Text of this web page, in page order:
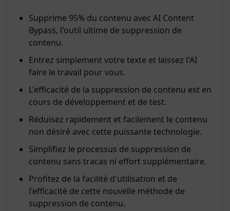
Supprime 95% du contenu avec AI Content
Bypass, l'outil ultime de suppression de
contenu.
Entrez simplement votre texte et laissez l'AI
faire le travail pour vous.
L'efficacité de la suppression de contenu est en
cours de développement et de test.
Réduisez rapidement et facilement le contenu
non désiré avec cette puissante technologie.
Simplifiez le processus de suppression de
contenu sans tracas ni effort supplémentaire.
Profitez de la facilité d'utilisation et de
l'efficacité de cette nouvelle méthode de
suppression de contenu.